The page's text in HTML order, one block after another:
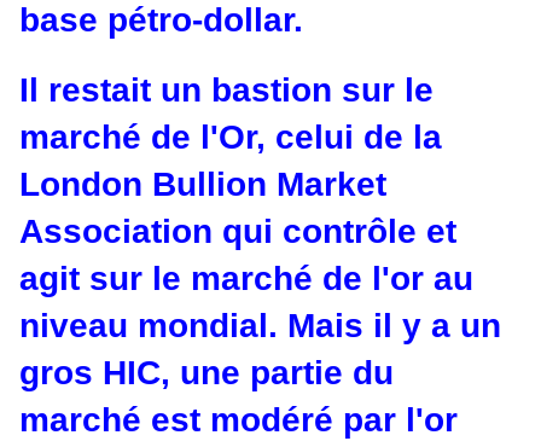
base pétro-dollar.
Il restait un bastion sur le
marché de l'Or, celui de la
London Bullion Market
Association qui contrôle et
agit sur le marché de l'or au
niveau mondial. Mais il y a un
gros HIC, une partie du
marché est modéré par l'or